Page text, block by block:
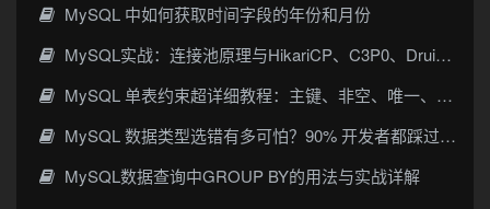
MySQL 中如何获取时间字段的年份和月份
MySQL实战：连接池原理与HikariCP、C3P0、Druid、DBCP选型
MySQL 单表约束超详细教程：主键、非空、唯一、默认值一次讲透
MySQL 数据类型选错有多可怕？90% 开发者都踩过的坑
MySQL数据查询中GROUP BY的用法与实战详解